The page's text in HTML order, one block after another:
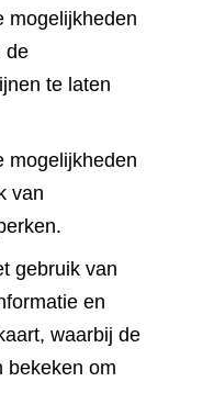
mogelijkheden
de
te laten
mogelijkheden
van
gebruik van
en
waarbij de
bekeken om